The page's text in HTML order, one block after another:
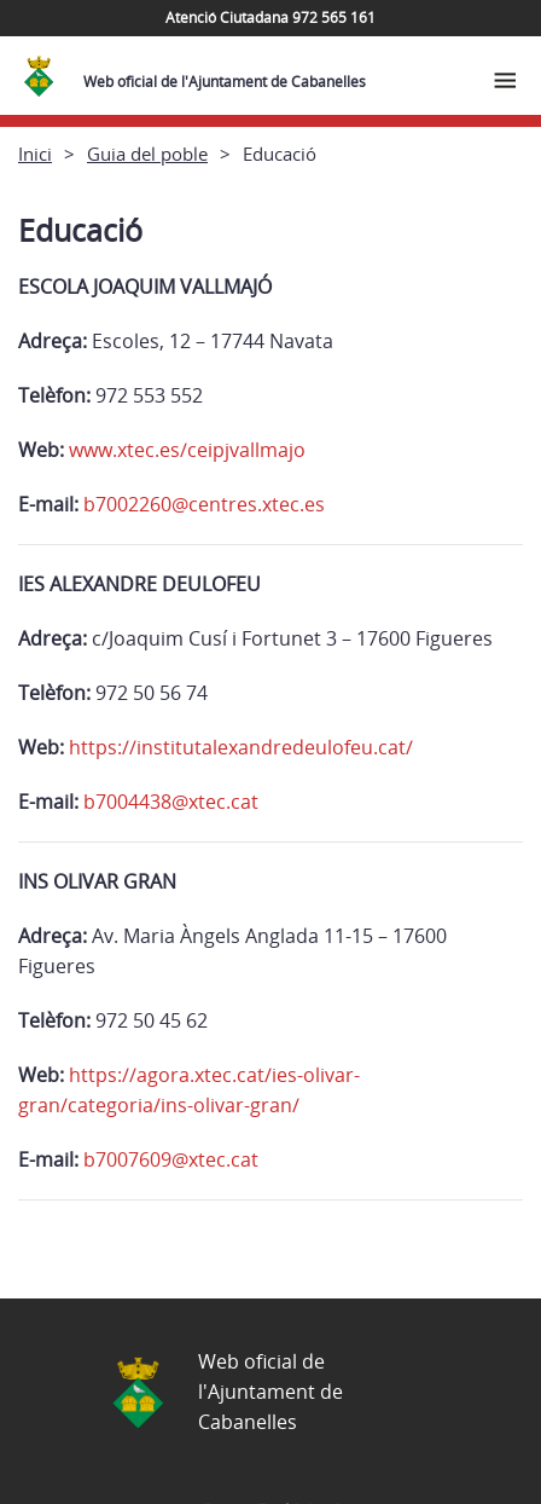
Atenció Ciutadana 972 565 161
Web oficial de l'Ajuntament de Cabanelles
Inici Guia del poble Educació
Educació
ESCOLA JOAQUIM VALLMAJÓ
Adreça: Escoles, 12 – 17744 Navata
Telèfon:972 553 552
Web:www.xtec.es/ceipjvallmajo
E-mail: b7002260@centres.xtec.es
IES ALEXANDRE DEULOFEU
Adreça: c/Joaquim Cusí i Fortunet 3 – 17600 Figueres
Telèfon:972 50 56 74
Web: https://institutalexandredeulofeu.cat/
E-mail: b7004438@xtec.cat
INS OLIVAR GRAN
Adreça:Av. Maria Àngels Anglada 11-15 – 17600
Figueres
Telèfon:972 50 45 62
Web: https://agora.xtec.cat/ies-olivar-
gran/categoria/ins-olivar-gran/
E-mail: b7007609@xtec.cat
Web oficial de
l'Ajuntament de
Cabanelles